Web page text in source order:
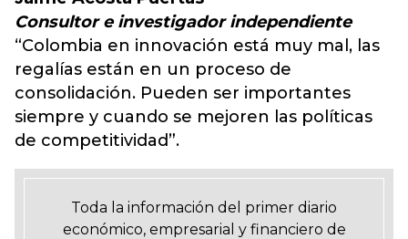
Consultor e investigador independiente
“Colombia en innovación está muy mal, las
regalías están en un proceso de
consolidación. Pueden ser importantes
siempre y cuando se mejoren las políticas
de competitividad”.
Toda la información del primer diario
económico, empresarial y financiero de